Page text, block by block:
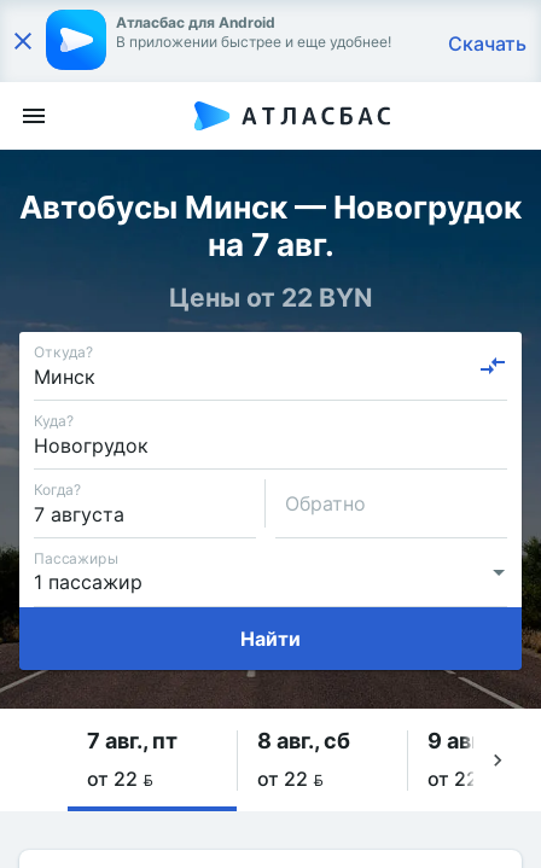
Атласбас для Android
В приложении быстрее и еще удобнее!
Скачать
Автобусы Минск — Новогрудок
на 7 авг.
Цены от 22 BYN
Откуда?
Куда?
Когда?
Обратно
Пассажиры
Найти
7 авг., пт
от 22 
8 авг., сб
от 22 
9 авг., вс
от 22 